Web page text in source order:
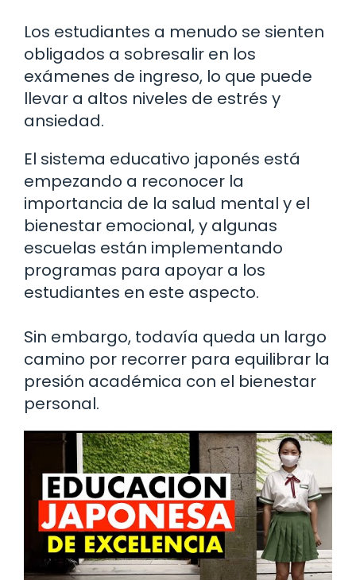
Los estudiantes a menudo se sienten
obligados a sobresalir en los
exámenes de ingreso, lo que puede
llevar a altos niveles de estrés y
ansiedad.
El sistema educativo japonés está
empezando a reconocer la
importancia de la salud mental y el
bienestar emocional, y algunas
escuelas están implementando
programas para apoyar a los
estudiantes en este aspecto.
Sin embargo, todavía queda un largo
camino por recorrer para equilibrar la
presión académica con el bienestar
personal.